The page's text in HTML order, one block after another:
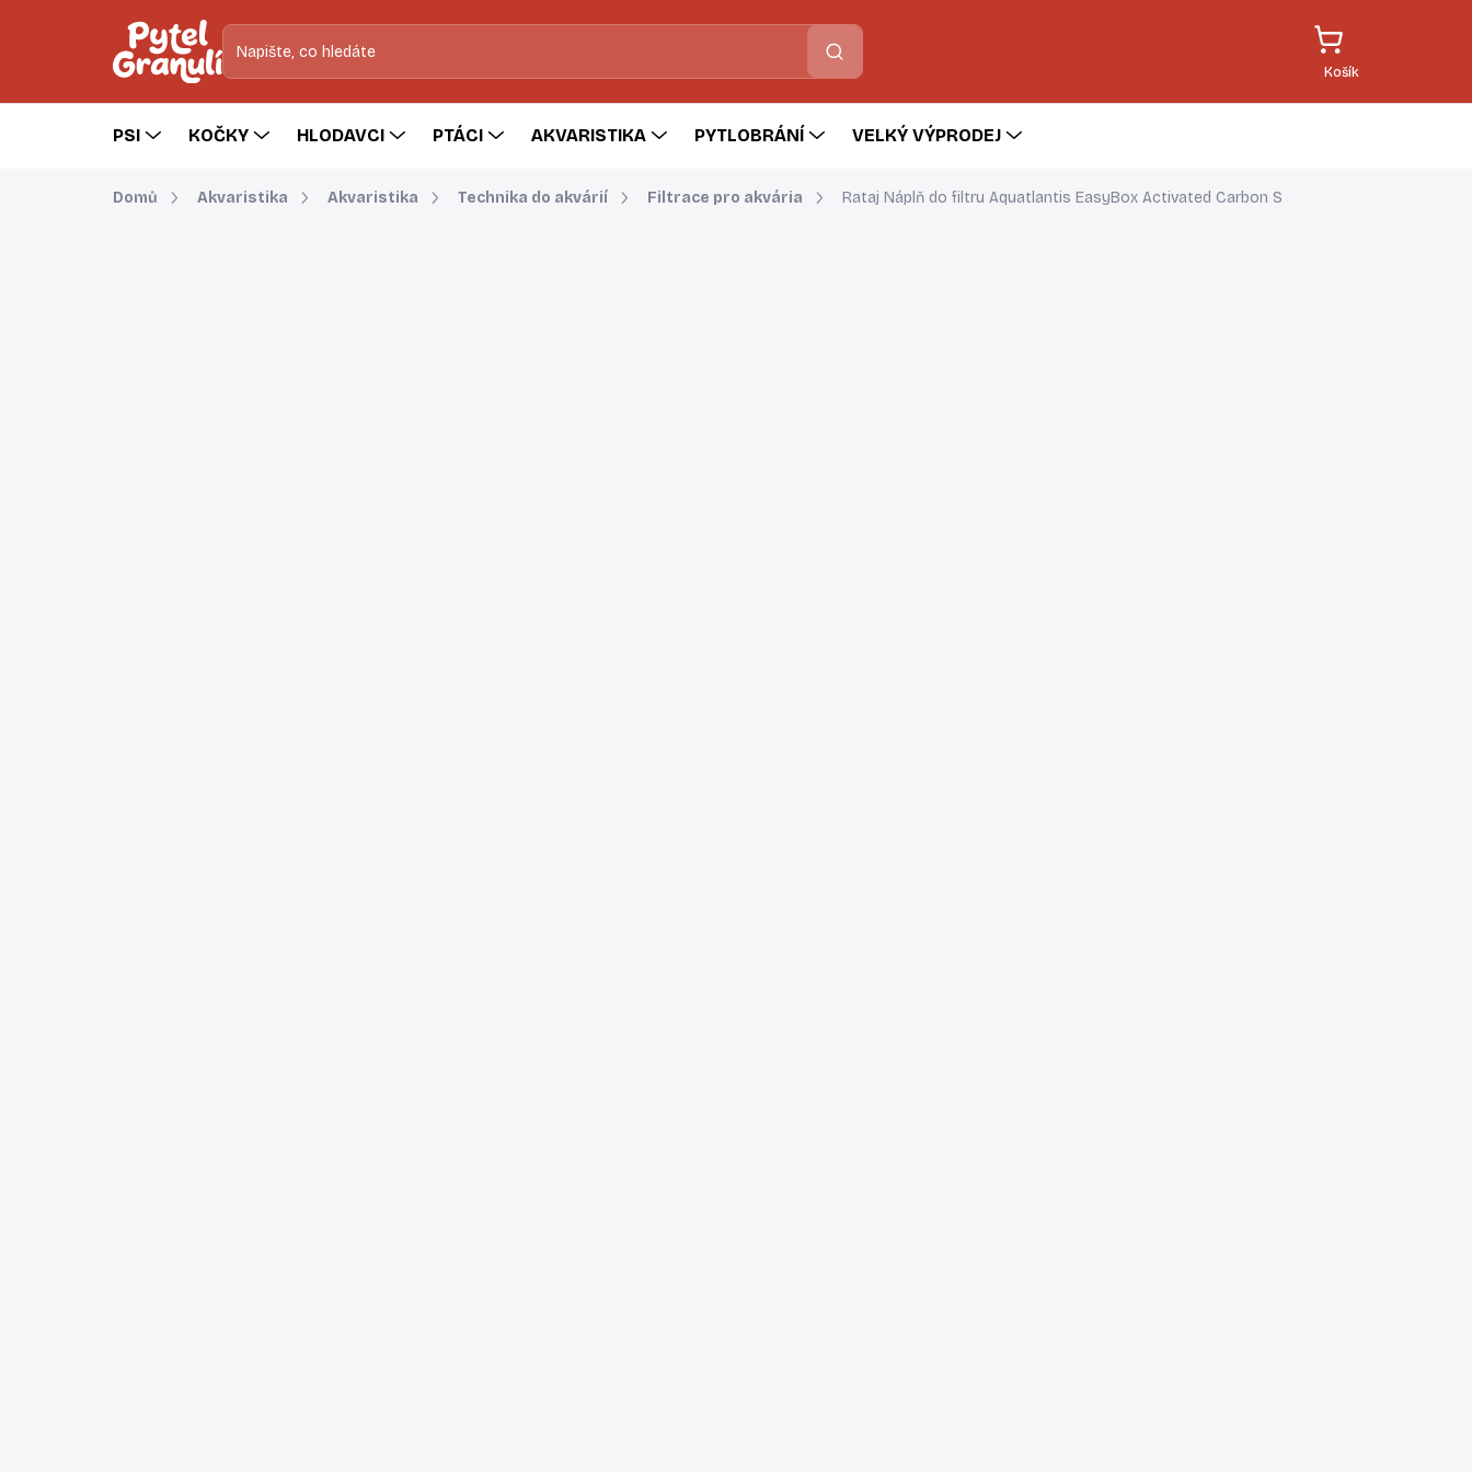
Hledat
PSI KOČKY HLODAVCI PTÁCI AKVARISTIKA PYTLOBRÁNÍ VELKÝ VÝPRODEJ
Domů Akvaristika Akvaristika Technika do akvárií Filtrace pro akvária Rataj Náplň do filtru Aquatlantis EasyBox Activated Carbon S